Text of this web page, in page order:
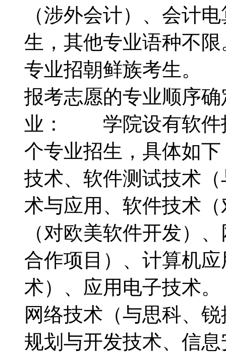
（涉外会计）、会计
生，其他专业语种不
专业招朝鲜族考生。
报考志愿的专业顺序
业： 学院设有软件
个专业招生，具体如
技术、软件测试技术
术与应用、软件技术
（对欧美软件开发）
合作项目）、计算机
术）、应用电子技术
网络技术（与思科、
规划与开发技术、信